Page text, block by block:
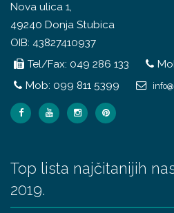
Nova ulica 1,
49240 Donja Stubica
OIB: 43827410937
Tel/Fax: 049 286 133
Mob: 099 811 5399
Top lista najčitanijih
2019.